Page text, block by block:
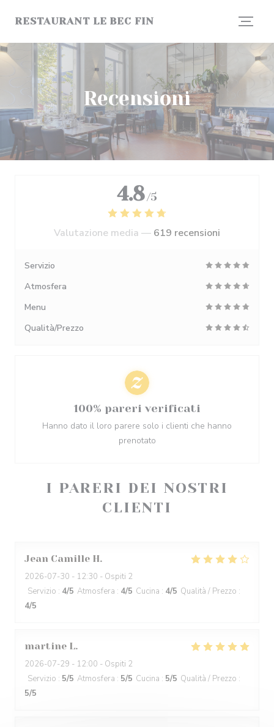
RESTAURANT LE BEC FIN
Recensioni
I PARERI DEI NOSTRI
CLIENTI
Jean Camille H
2026-07-30 - 12:30 - Ospiti 2
Servizio : 4/5 Atmosfera : 4/5 Cucina : 4/5 Qualità / Prezzo :
4/5
martine L
2026-07-29 - 12:00 - Ospiti 2
Servizio : 5/5 Atmosfera : 5/5 Cucina : 5/5 Qualità / Prezzo :
5/5
4.8 /5
Valutazione media — 619 recensioni
Servizio
Atmosfera
Menu
Qualità/Prezzo
100% pareri verificati
Hanno dato il loro parere solo i clienti che hanno
prenotato